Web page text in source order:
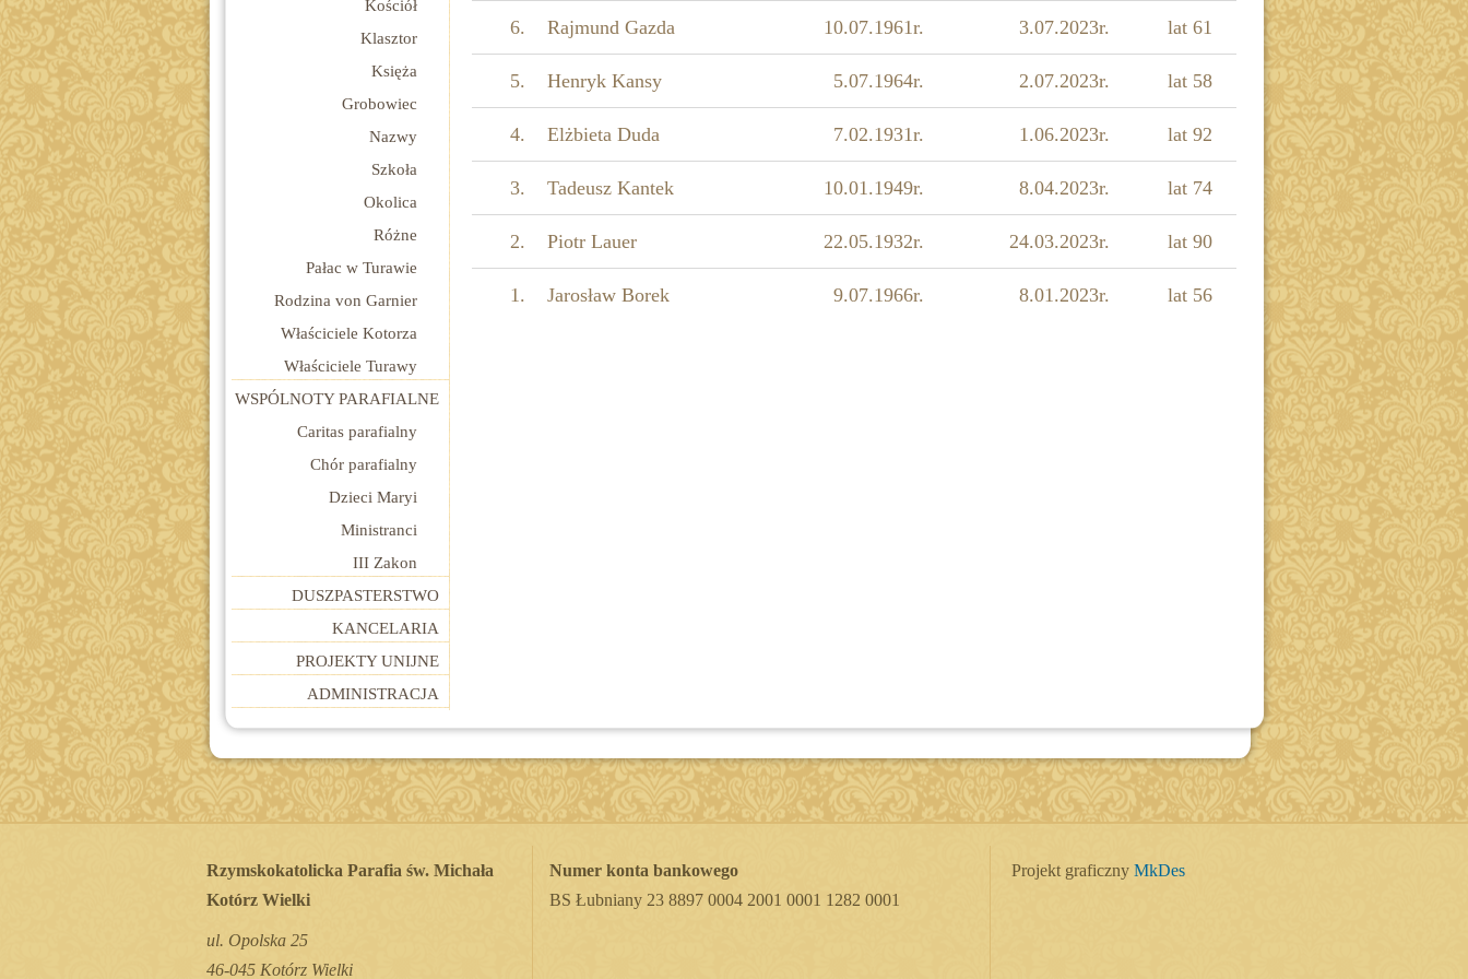
Kościół
Klasztor
Księża
Grobowiec
Nazwy
Szkoła
Okolica
Różne
Pałac w Turawie
Rodzina von Garnier
Właściciele Kotorza
Właściciele Turawy
WSPÓLNOTY PARAFIALNE
Caritas parafialny
Chór parafialny
Dzieci Maryi
Ministranci
III Zakon
DUSZPASTERSTWO
KANCELARIA
PROJEKTY UNIJNE
ADMINISTRACJA
6. Rajmund Gazda 10.07.1961r. 3.07.2023r. lat 61
5. Henryk Kansy 5.07.1964r. 2.07.2023r. lat 58
4. Elżbieta Duda 7.02.1931r. 1.06.2023r. lat 92
3. Tadeusz Kantek 10.01.1949r. 8.04.2023r. lat 74
2. Piotr Lauer 22.05.1932r. 24.03.2023r. lat 90
1. Jarosław Borek 9.07.1966r. 8.01.2023r. lat 56
Rzymskokatolicka Parafia św. Michała
Kotórz Wielki
ul. Opolska 25
46-045 Kotórz Wielki
Numer konta bankowego
BS Łubniany 23 8897 0004 2001 0001 1282 0001
Projekt graficzny MkDes